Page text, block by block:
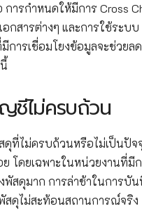
การกำหนดให้มีการ Cross
อกสารต่างๆ และการใช้ระบบ
การเชื่อมโยงข้อมูลจะช่วยล
ชีไม่ครบถ้วน
ที่ไม่ครบถ้วนหรือไม่เป็นปัจ
โดยเฉพาะในหน่วยงานที่มี
พัสดุมาก การล่าช้าในการบั
ดุไม่สะท้อนสถานการณ์จริง